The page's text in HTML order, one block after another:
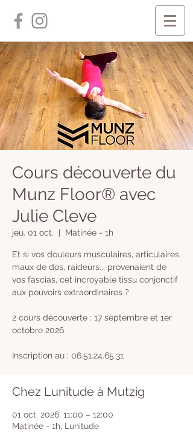
Cours découverte du
Munz Floor® avec
Julie Cleve
jeu. 01 oct. Matinée - 1h
​Et si vos douleurs musculaires, articulaires,
maux de dos, raideurs... provenaient de
vos fascias, cet incroyable tissu conjonctif
aux pouvoirs extraordinaires ?
2 cours découverte : 17 septembre et 1er
octobre 2026
Inscription au : 06.51.24.65.31
Chez Lunitude à Mutzig
01 oct. 2026, 11:00 – 12:00
Matinée - 1h, Lunitude